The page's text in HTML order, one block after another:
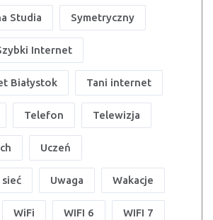
Studia Symetryczny
Internet
Białystok Tani internet
Telefon Telewizja
Uczeń
Uwaga Wakacje
WiFi WIFI 6 WIFI 7